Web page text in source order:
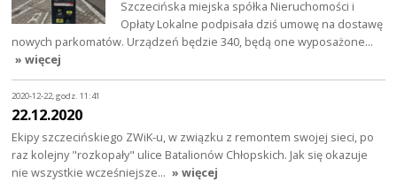
Szczecińska miejska spółka Nieruchomości i
Opłaty Lokalne podpisała dziś umowę na dostawę
nowych parkomatów. Urządzeń będzie 340, będą one wyposażone…
» więcej
2020-12-22, godz. 11:41
22.12.2020
Ekipy szczecińskiego ZWiK-u, w związku z remontem swojej sieci, po
raz kolejny "rozkopały" ulice Batalionów Chłopskich. Jak się okazuje
nie wszystkie wcześniejsze… » więcej